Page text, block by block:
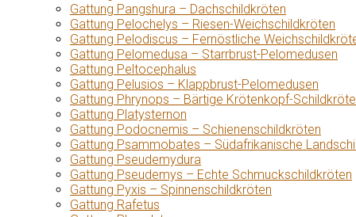
Gattung Pangshura – Dachschildkröten
Gattung Pelochelys – Riesen-Weichschildkröten
Gattung Pelodiscus – Fernöstliche
Gattung Pelomedusa – Starrbrust-Pelomedusen
Gattung Peltocephalus
Gattung Pelusios – Klappbrust-Pelomedusen
Gattung Phrynops – Bärtige Krötenkopf-
Gattung Platysternon
Gattung Podocnemis – Schienenschildkröten
Gattung Psammobates – Südafrikanische
Gattung Pseudemydura
Gattung Pseudemys – Echte Schmuckschildkröten
Gattung Pyxis – Spinnenschildkröten
Gattung Rafetus